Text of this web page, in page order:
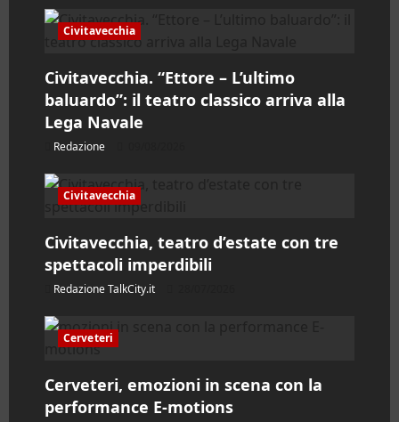
e
r
t
i
o
l
o
Civitavecchia
Civitavecchia. “Ettore – L’ultimo
baluardo”: il teatro classico arriva alla
Lega Navale
Redazione
Civitavecchia
Civitavecchia, teatro d’estate con tre
spettacoli imperdibili
Redazione TalkCity.it
Cerveteri
Cerveteri, emozioni in scena con la
performance E-motions